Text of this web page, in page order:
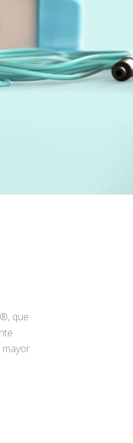
que